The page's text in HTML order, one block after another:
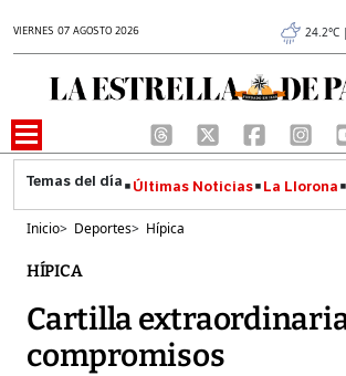
VIERNES 07 AGOSTO 2026 24.2°C
Últimas Noticias La Llorona
Inicio> Deportes> Hípica
HÍPICA
Cartilla
compromisos